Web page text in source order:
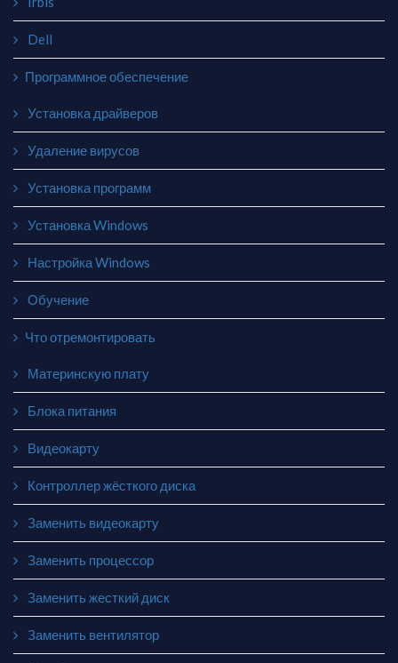
Dell
Программное обеспечение
Установка драйверов
Удаление вирусов
Установка программ
Установка Windows
Настройка Windows
Обучение
Что отремонтировать
Материнскую плату
Блока питания
Видеокарту
Контроллер жёсткого диска
Заменить видеокарту
Заменить процессор
Заменить жесткий диск
Заменить вентилятор